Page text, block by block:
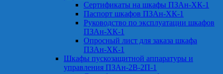
Сертификаты на шкафы ПЗАн-ХК-1
Паспорт шкафов ПЗАн-ХК-1
Руководство по эксплуатации шкафов
ПЗАн-ХК-1
Опросный лист для заказа шкафа
ПЗАн-ХК-1
Шкафы пускозащитной аппаратуры и
управления ПЗАн-2В-2П-1